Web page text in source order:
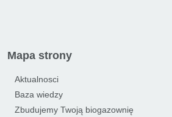
Mapa strony
Aktualnosci
Baza wiedzy
Zbudujemy Twoją biogazownię